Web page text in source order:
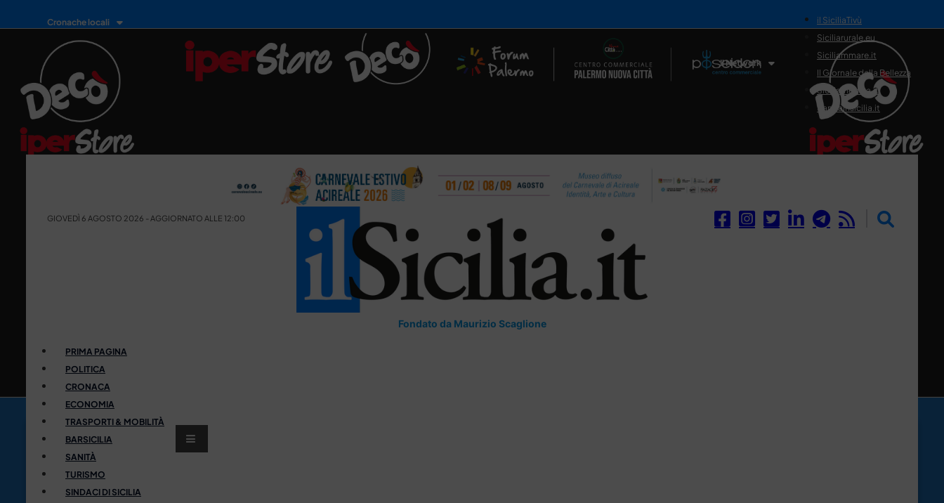
Cronache locali
Il Network
il SiciliaTivù
Siciliarurale.eu
Siciliammare.it
Il Giornale della Bellezza
Siciliamedica.it
Sanitainsicilia.it
GIOVEDÌ 6 AGOSTO 2026 - AGGIORNATO ALLE 12:00
Fondato da Maurizio Scaglione
PRIMA PAGINA
POLITICA
CRONACA
ECONOMIA
TRASPORTI & MOBILITÀ
BARSICILIA
SANITÀ
TURISMO
SINDACI DI SICILIA